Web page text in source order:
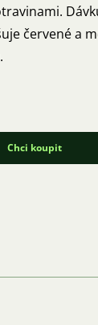
červené a
Chci koupit